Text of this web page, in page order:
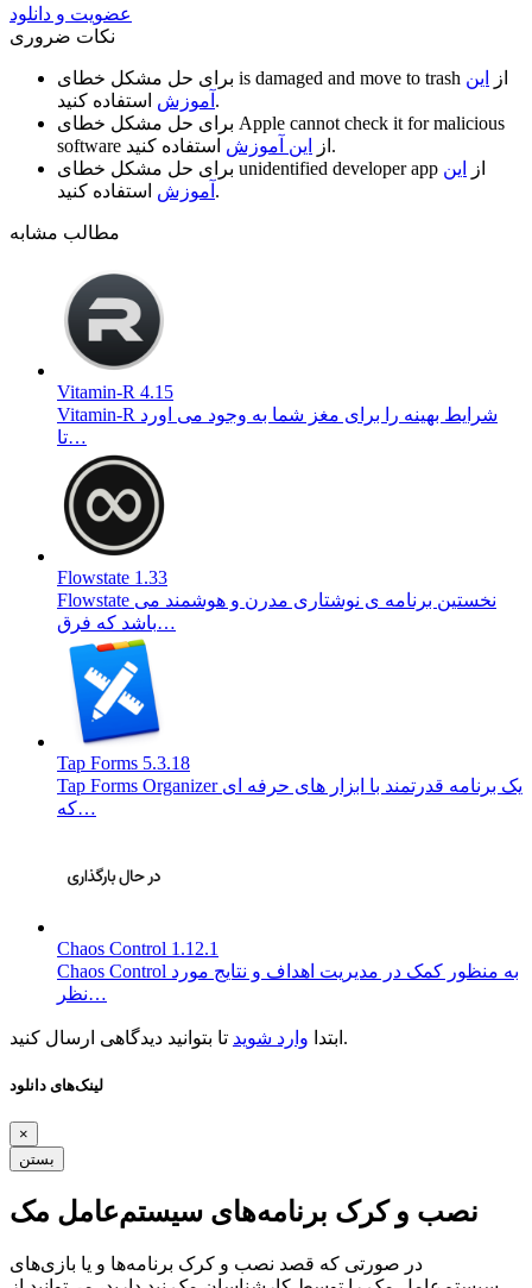
عضویت و دانلود
نکات ضروری
is damaged and move to trash از
این
آموزش استفاده کنید.
Apple cannot check it for malicious
software
از این آموزش
استفاده کنید.
unidentified developer app از
این
آموزش استفاده کنید.
مطالب مشابه
Vitamin-R 4.15
Vitamin-R شرایط بهینه را برای مغز شما به وجود می اورد
تا…
Flowstate 1.33
Flowstate نخستین برنامه ی نوشتاری مدرن و هوشمند می
باشد که فرق…
Tap Forms 5.3.18
Tap Forms Organizer یک برنامه قدرتمند با ابزار های حرفه ای
که…
Chaos Control 1.12.1
Chaos Control به منظور کمک در مدیریت اهداف و نتایج مورد
نظر…
ابتدا وارد شوید تا بتوانید دیدگاهی ارسال کنید.
لینک‌های دانلود
×
بستن
نصب و کرک برنامه‌های سیستم‌عامل مک
در صورتی که قصد نصب و کرک برنامه‌ها و یا بازی‌های